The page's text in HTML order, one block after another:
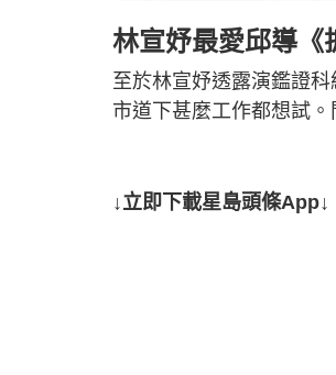
林宣妤最愛邱導《
至於林宣妤透露演鑑證
市道下甚麼工作都想試
↓立即下載星島頭條App↓